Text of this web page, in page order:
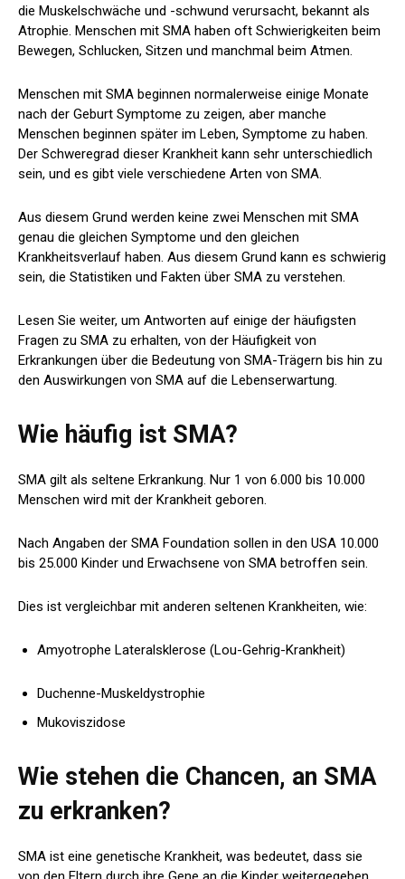
die Muskelschwäche und -schwund verursacht, bekannt als
Atrophie. Menschen mit SMA haben oft Schwierigkeiten beim
Bewegen, Schlucken, Sitzen und manchmal beim Atmen.
Menschen mit SMA beginnen normalerweise einige Monate
nach der Geburt Symptome zu zeigen, aber manche
Menschen beginnen später im Leben, Symptome zu haben.
Der Schweregrad dieser Krankheit kann sehr unterschiedlich
sein, und es gibt viele verschiedene Arten von SMA.
Aus diesem Grund werden keine zwei Menschen mit SMA
genau die gleichen Symptome und den gleichen
Krankheitsverlauf haben. Aus diesem Grund kann es schwierig
sein, die Statistiken und Fakten über SMA zu verstehen.
Lesen Sie weiter, um Antworten auf einige der häufigsten
Fragen zu SMA zu erhalten, von der Häufigkeit von
Erkrankungen über die Bedeutung von SMA-Trägern bis hin zu
den Auswirkungen von SMA auf die Lebenserwartung.
Wie häufig ist SMA?
SMA gilt als seltene Erkrankung. Nur 1 von 6.000 bis 10.000
Menschen wird mit der Krankheit geboren.
Nach Angaben der SMA Foundation sollen in den USA 10.000
bis 25.000 Kinder und Erwachsene von SMA betroffen sein.
Dies ist vergleichbar mit anderen seltenen Krankheiten, wie:
Amyotrophe Lateralsklerose (Lou-Gehrig-Krankheit)
Duchenne-Muskeldystrophie
Mukoviszidose
Wie stehen die Chancen, an SMA
zu erkranken?
SMA ist eine genetische Krankheit, was bedeutet, dass sie